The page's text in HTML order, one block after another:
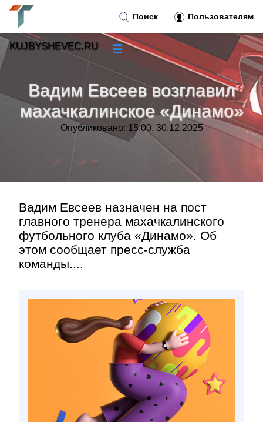
Вадим Евсеев возглавил
махачкалинское «Динамо»
Опубликовано: 15:00, 30.12.2025
Вадим Евсеев назначен на пост
главного тренера махачкалинского
футбольного клуба «Динамо». Об
этом сообщает пресс-служба
команды....
Поиск Пользователям
KUJBYSHEVEC.RU ☰
»
Тренды новостей»
»
Контакт »